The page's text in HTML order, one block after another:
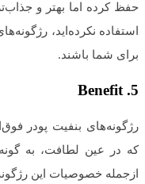
حفظ کرده اما بهتر و
استفاده نکرده‌اید،
برای شما باشند.
5.
Benefit
رژگونه‌های بنفیت پودر
که در عین لطافت، به
ازجمله خصوصیات این